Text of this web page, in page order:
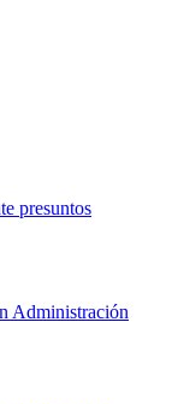
presuntos
Administración